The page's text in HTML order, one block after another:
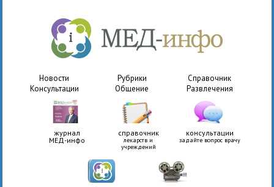
Новости Рубрики
Справочник
Консультации
Общение Развлечения
журнал
МЕД-инфо
справочник
лекарств и
учреждений
консультации
задайте вопрос врачу